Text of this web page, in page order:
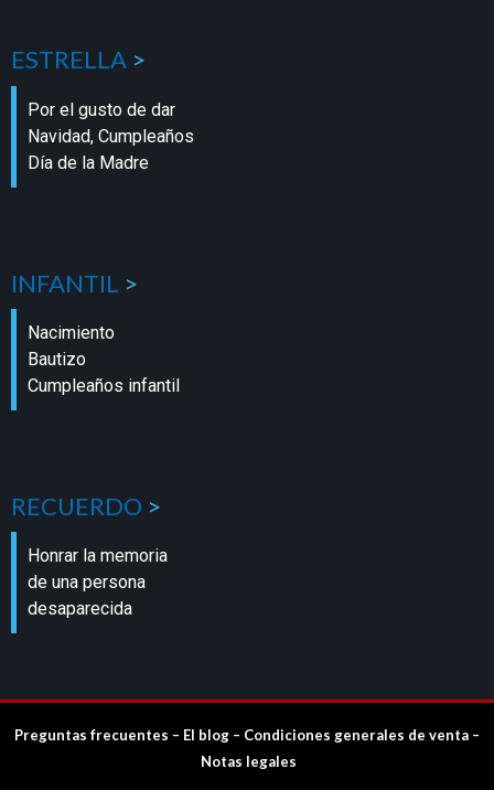
ESTRELLA >
Por el gusto de dar
Navidad, Cumpleaños
Día de la Madre
INFANTIL >
Nacimiento
Bautizo
Cumpleaños infantil
RECUERDO >
Honrar la memoria
de una persona
desaparecida
Preguntas frecuentes – El blog – Condiciones generales de venta –
Notas legales